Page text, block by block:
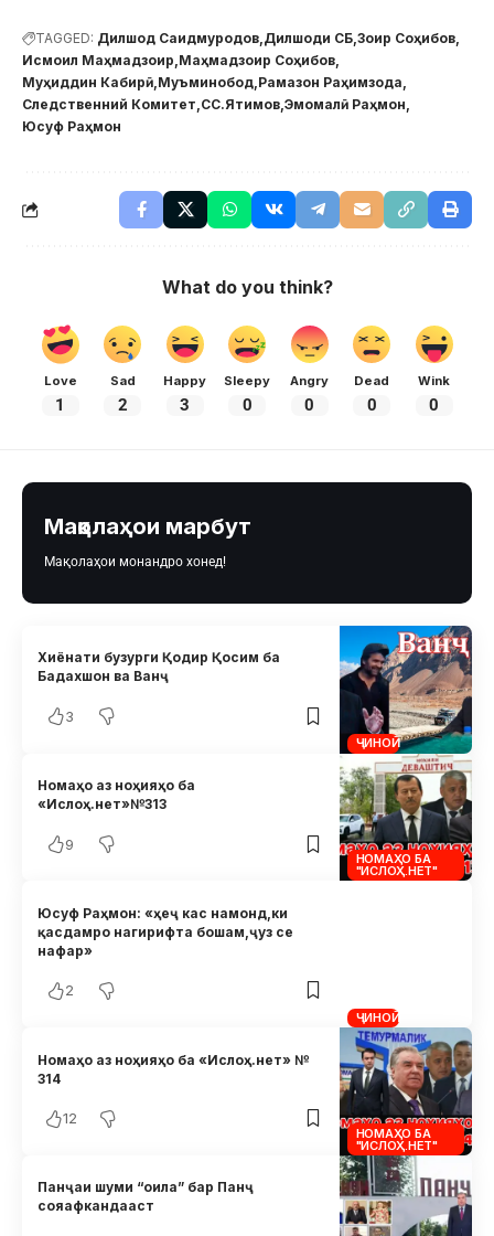
TAGGED: Дилшод Саидмуродов Дилшоди СБ Зоир Соҳибов
Исмоил Маҳмадзоир Маҳмадзоир Соҳибов
Муҳиддин Кабирӣ Муъминобод Рамазон Раҳимзода
Следственний Комитет СС.Ятимов Эмомалӣ Раҳмон
Юсуф Раҳмон
What do you think?
Love
1
Sad
2
Happy
3
Sleepy
0
Angry
0
Dead
0
Wink
0
Мақолаҳои марбут
Мақолаҳои монандро хонед!
ҶИНОӢ
Хиёнати бузурги Қодир Қосим ба
Бадахшон ва Ванҷ
3
НОМАҲО БА
"ИСЛОҲ.НЕТ"
Номаҳо аз ноҳияҳо ба
«Ислоҳ.нет»№313
9
ҶИНОӢ
Юсуф Раҳмон: «ҳеҷ кас намонд,ки
қасдамро нагирифта бошам,ҷуз се
нафар»
2
НОМАҲО БА
"ИСЛОҲ.НЕТ"
Номаҳо аз ноҳияҳо ба «Ислоҳ.нет» №
314
12
Панҷаи шуми “оила” бар Панҷ
сояафкандааст